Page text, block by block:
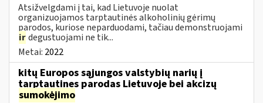
Atsižvelgdami į tai, kad Lietuvoje nuolat
organizuojamos tarptautinės alkoholinių gėrimų
parodos, kuriose neparduodami, tačiau demonstruojami
irdegustuojami ne tik...
Metai: 2022
kitų Europos sąjungos valstybių narių į
tarptautines parodas Lietuvoje bei akcizų
sumokėjimo